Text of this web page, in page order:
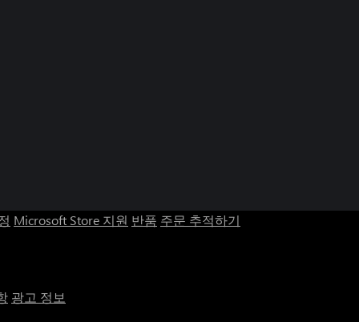
Microsoft Store 지원 반품 주문 추적하기
광고 정보